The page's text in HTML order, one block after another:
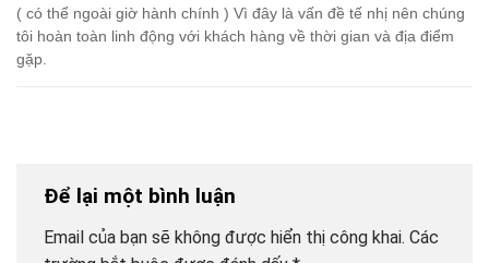
( có thể ngoài giờ hành chính ) Vì đây là vấn đề tế nhị nên chúng
tôi hoàn toàn linh động với khách hàng về thời gian và địa điểm
gặp.
Để lại một bình luận
Email của bạn sẽ không được hiển thị công khai. Các